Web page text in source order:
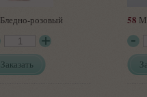
Бледно-розовый
Заказать
58